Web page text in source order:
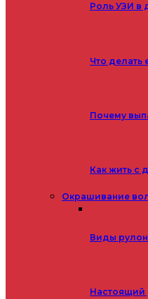
Роль УЗИ в
Что делать
Почему
Как жить с
Окрашивание
Виды
Настоящий